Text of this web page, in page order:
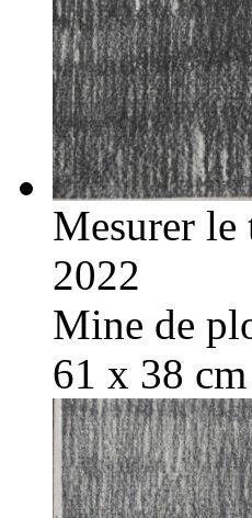
Mesurer le
2022
Mine de
61 x 38 cm